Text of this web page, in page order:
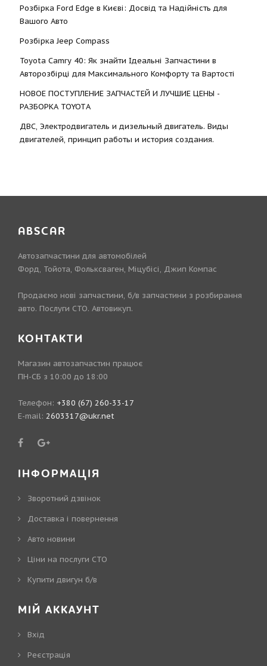
Розбірка Ford Edge в Києві: Досвід та Надійність для
Вашого Авто
Розбірка Jeep Compass
Toyota Camry 40: Як знайти Ідеальні Запчастини в
Авторозбірці для Максимального Комфорту та Вартості
НОВОЕ ПОСТУПЛЕНИЕ ЗАПЧАСТЕЙ И ЛУЧШИЕ ЦЕНЫ -
РАЗБОРКА TOYOTА
ДВС, Электродвигатель и дизельный двигатель. Виды
двигателей, принцип работы и история создания.
ABSCAR
Автозапчастини для автомобілей
Форд, Тойота, Фольксваген, Міцубісі, Джип Компас
Продаємо нові запчастини, б/в запчастини з розбирання
авто. Послуги СТО. Автовикуп.
КОНТАКТИ
Магазин автозапчастин працює
ПН-СБ з 10:00 до 18:00
Телефон: +380 (67) 260-33-17
E-mail: 2603317@ukr.net
ІНФОРМАЦІЯ
Зворотний дзвінок
Доставка і повернення
Авто новини
Ціни на послуги СТО
Купити двигун б/в
МІЙ АККАУНТ
Вхід
Реєстрація